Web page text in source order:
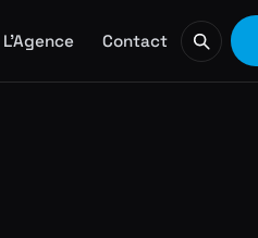
L'Agence Contact